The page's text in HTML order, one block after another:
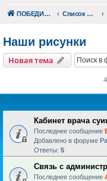
ПОБЕДИШЬ.РУ Список форумов
Наши рисунки
Новая тема
Кабинет врача
Последнее сообщение
Добавлено в форуме
Ответы: 5
Связь с
Последнее сообщение